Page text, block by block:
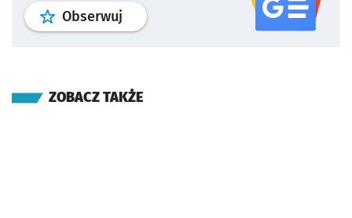
Obserwuj profil serwisu
ZOBACZ TAKŻE